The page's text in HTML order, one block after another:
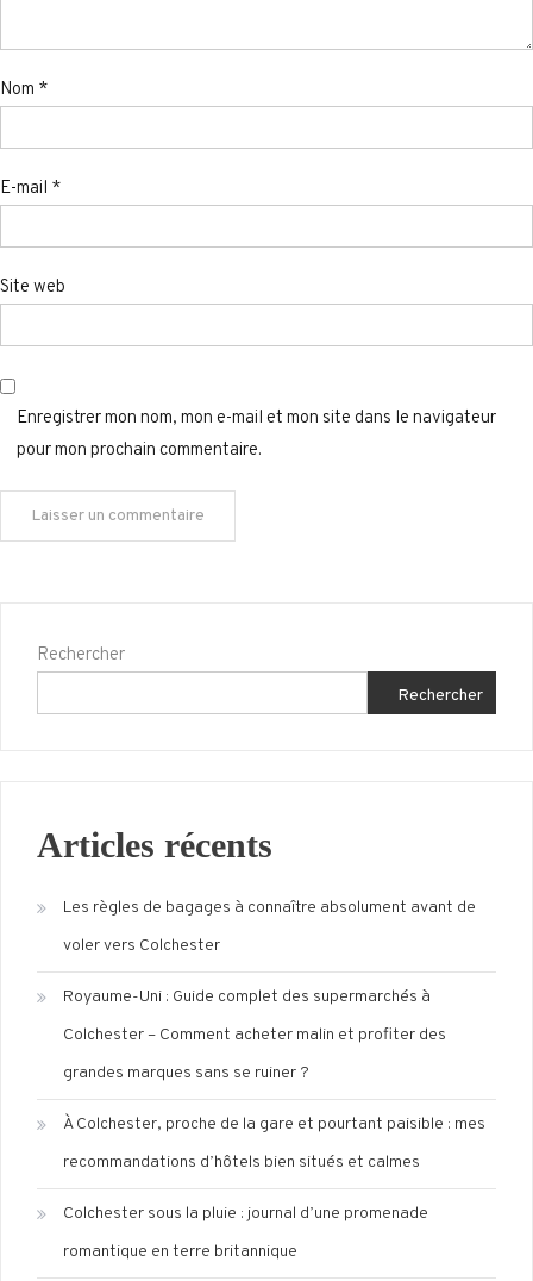
Nom *
E-mail *
Site web
Enregistrer mon nom, mon e-mail et mon site dans le navigateur
pour mon prochain commentaire.
Rechercher
Rechercher
Articles récents
Les règles de bagages à connaître absolument avant de
voler vers Colchester
Royaume-Uni : Guide complet des supermarchés à
Colchester – Comment acheter malin et profiter des
grandes marques sans se ruiner ?
À Colchester, proche de la gare et pourtant paisible : mes
recommandations d’hôtels bien situés et calmes
Colchester sous la pluie : journal d’une promenade
romantique en terre britannique